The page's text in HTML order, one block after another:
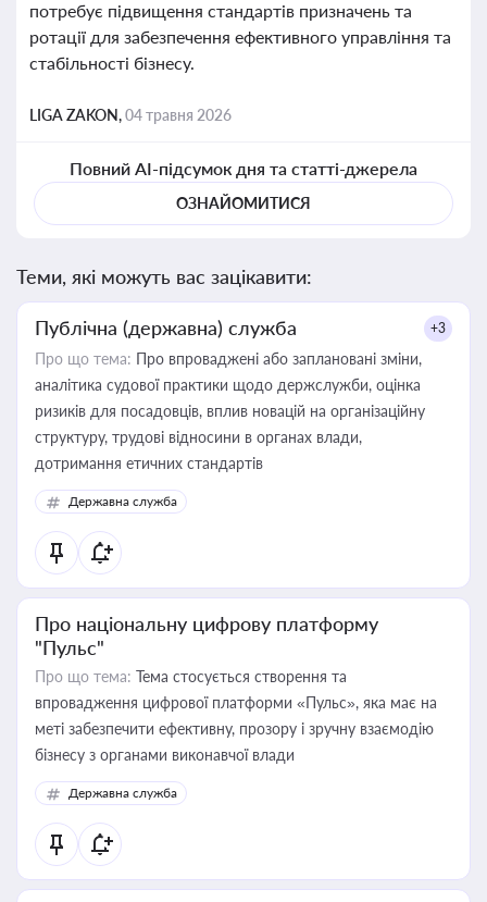
потребує підвищення стандартів призначень та
ротації для забезпечення ефективного управління та
стабільності бізнесу.
LIGA ZAKON,04 травня 2026
Повний AI-підсумок дня та статті-джерела
ОЗНАЙОМИТИСЯ
Теми, які можуть вас зацікавити:
Публічна (державна) служба +3
Про що тема: Про впроваджені або заплановані зміни,
аналітика судової практики щодо держслужби, оцінка
ризиків для посадовців, вплив новацій на організаційну
структуру, трудові відносини в органах влади,
дотримання етичних стандартів
Державна служба
Про національну цифрову платформу
"Пульс"
Про що тема: Тема стосується створення та
впровадження цифрової платформи «Пульс», яка має на
меті забезпечити ефективну, прозору і зручну взаємодію
бізнесу з органами виконавчої влади
Державна служба